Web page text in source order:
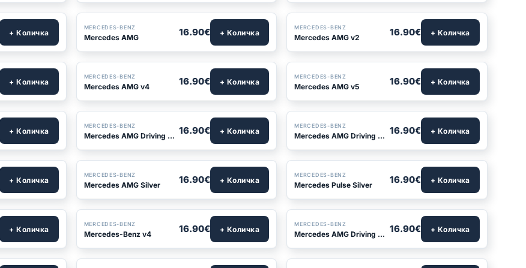
+ Количка
MERCEDES-BENZ
Mercedes AMG 16.90€ + Количка
MERCEDES-BENZ
Mercedes AMG v2 16.90€ + Количка
+ Количка
MERCEDES-BENZ
Mercedes AMG v4 16.90€ + Количка
MERCEDES-BENZ
Mercedes AMG v5 16.90€ + Количка
+ Количка
MERCEDES-BENZ
Mercedes AMG Driving Performance 16.90€ + Количка
MERCEDES-BENZ
Mercedes AMG Driving Performance v2 16.90€ + Количка
+ Количка
MERCEDES-BENZ
Mercedes AMG Silver 16.90€ + Количка
MERCEDES-BENZ
Mercedes Pulse Silver 16.90€ + Количка
+ Количка
MERCEDES-BENZ
Mercedes-Benz v4 16.90€ + Количка
MERCEDES-BENZ
Mercedes AMG Driving Performance v4 16.90€ + Количка